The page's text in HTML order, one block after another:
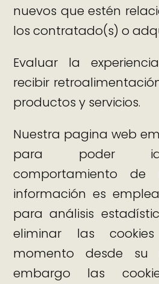
nuevos que estén
los contratado(s) o
Evaluar la
recibir
productos y servicios.
Nuestra pagina web
para poder
comportamiento de
información es
para análisis
eliminar las
momento desde su
embargo las